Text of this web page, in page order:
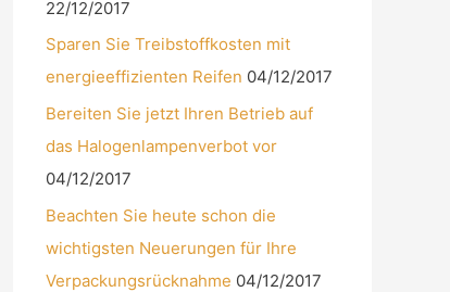
22/12/2017
Sparen Sie Treibstoffkosten mit
energieeffizienten Reifen 04/12/2017
Bereiten Sie jetzt Ihren Betrieb auf
das Halogenlampenverbot vor
04/12/2017
Beachten Sie heute schon die
wichtigsten Neuerungen für Ihre
Verpackungsrücknahme 04/12/2017